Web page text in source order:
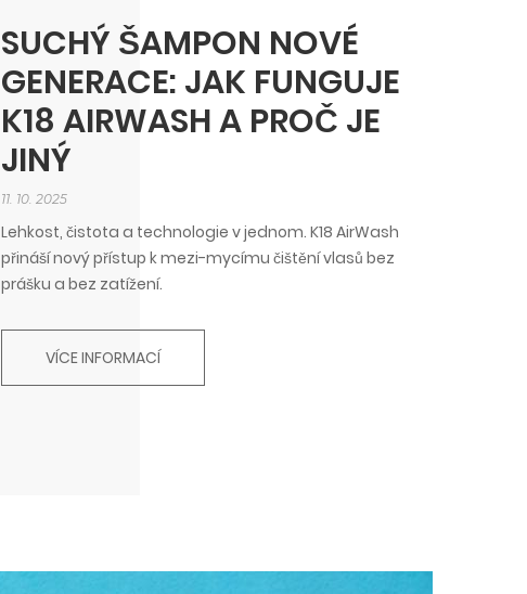
SUCHÝ ŠAMPON NOVÉ
GENERACE: JAK FUNGUJE
K18 AIRWASH A PROČ JE
JINÝ
11. 10. 2025
Lehkost, čistota a technologie v jednom. K18 AirWash
přináší nový přístup k mezi-mycímu čištění vlasů bez
prášku a bez zatížení.
VÍCE INFORMACÍ